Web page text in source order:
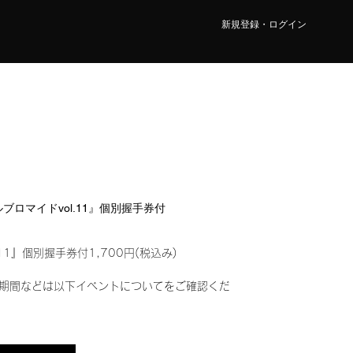
新規登録・ログイン
ロマイドvol.11』個別握手券付
』個別握手券付1,700円(税込み)
間などは以下イベントについてをご確認くだ